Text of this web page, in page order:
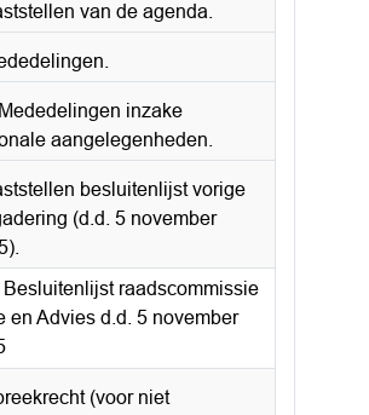
van de agenda.
inzake
aangelegenheden.
besluitenlijst vorige
(d.d. 5 november
Besluitenlijst raadscommissie
en Advies d.d. 5 november
(voor niet